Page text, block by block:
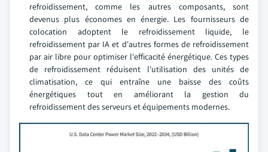
refroidissement, comme les autres composants, sont
devenus plus économes en énergie. Les fournisseurs de
colocation adoptent le refroidissement liquide, le
refroidissement par IA et d'autres formes de refroidissement
par air libre pour optimiser l'efficacité énergétique. Ces types
de refroidissement réduisent l'utilisation des unités de
climatisation, ce qui entraîne une baisse des coûts
énergétiques tout en améliorant la gestion du
refroidissement des serveurs et équipements modernes.